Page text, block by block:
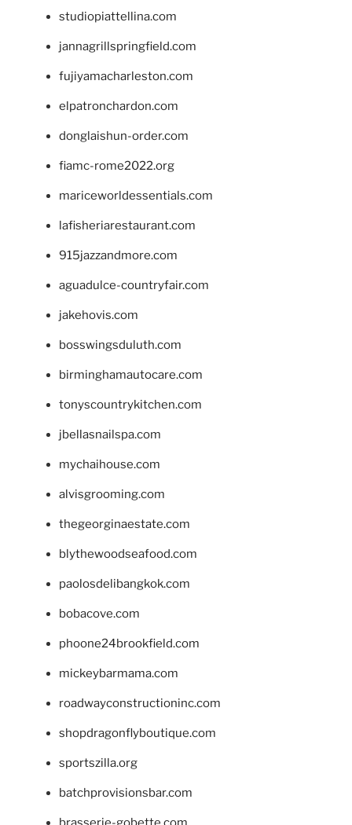
studiopiattellina.com
jannagrillspringfield.com
fujiyamacharleston.com
elpatronchardon.com
donglaishun-order.com
fiamc-rome2022.org
mariceworldessentials.com
lafisheriarestaurant.com
915jazzandmore.com
aguadulce-countryfair.com
jakehovis.com
bosswingsduluth.com
birminghamautocare.com
tonyscountrykitchen.com
jbellasnailspa.com
mychaihouse.com
alvisgrooming.com
thegeorginaestate.com
blythewoodseafood.com
paolosdelibangkok.com
bobacove.com
phoone24brookfield.com
mickeybarmama.com
roadwayconstructioninc.com
shopdragonflyboutique.com
sportszilla.org
batchprovisionsbar.com